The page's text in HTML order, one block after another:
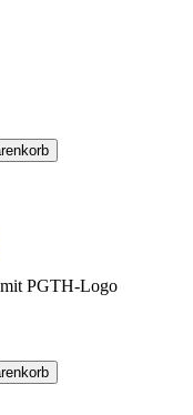
PGTH-Logo